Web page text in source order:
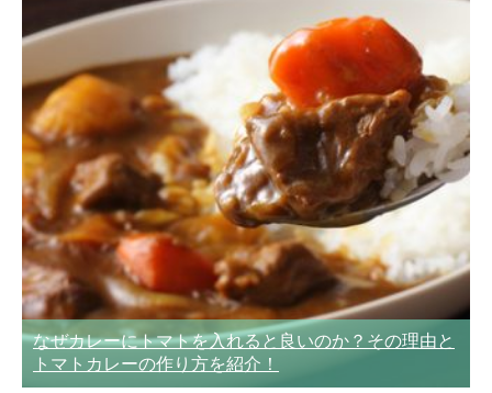
なぜカレーにトマトを入れると良いのか？その理由と
トマトカレーの作り方を紹介！